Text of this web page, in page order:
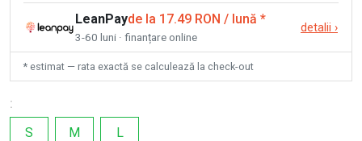
LeanPayde la 17.49 RON / lună *
3-60 luni · finanțare online
detalii ›
* estimat — rata exactă se calculează la check-out
:
S
M L